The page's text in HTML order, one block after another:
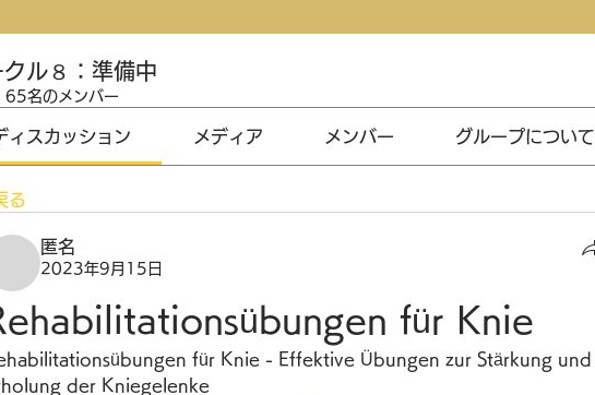
ル８：準備中
65名のメンバー
ィスカッション メディア メンバー グループについて
る
匿名
2023年9月15日
für Knie
für Knie - Effektive Übungen zur Stärkung und
der Kniegelenke